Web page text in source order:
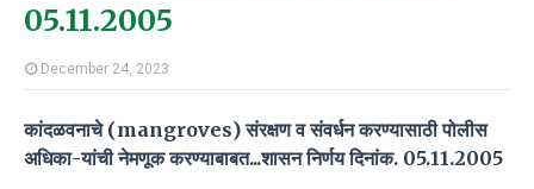
05.11.2005
December 24, 2023
कांदळवनाचे (mangroves) संरक्षण व संवर्धन करण्यासाठी पोलीस
अधिका-यांची नेमणूक करण्याबाबत...शासन निर्णय दिनांक. 05.11.2005